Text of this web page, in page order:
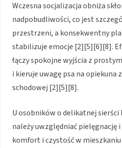
Wczesna socjalizacja obniża
nadpobudliwości, co jest
przestrzeni, a konsekwentny
stabilizuje emocje [2][5][6][8].
łączy spokojne wyjścia z
i kieruje uwagę psa na
schodowej [2][5][8].
U osobników o delikatnej sierści
należy uwzględniać pielęgnację
komfort i czystość w